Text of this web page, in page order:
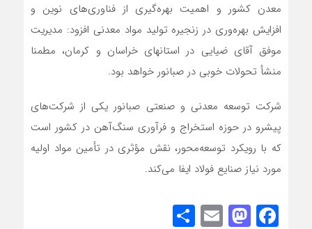
معدن کشور و اهمیت بهره‌گیری از فناوری‌های نوین و
افزایش بهره‌وری در زنجیره تولید مواد معدنی افزود: مدیریت
موفق آقای ضیایی در استانهای خراسان و کرمان، مطمنا
منشأ تحولات خوبی در صبانور خواهد بود.
شرکت توسعه معدنی و صنعتی صبانور یکی از شرکت‌های
پیشرو در حوزه استخراج و فرآوری سنگ‌آهن در کشور است
که با رویکرد توسعه‌محور، نقش مؤثری در تأمین مواد اولیه
مورد نیاز صنایع فولاد ایفا می‌کند.
Facebook
Mastodon
Email